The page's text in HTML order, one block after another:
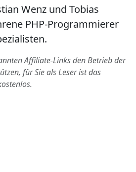
Wenz und Tobias
PHP-Programmierer
Affiliate-Links den Betrieb der
für Sie als Leser ist das